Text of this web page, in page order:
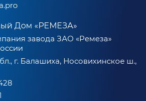
Дом «РЕМЕЗА»
завода ЗАО «Ремеза»
г. Балашиха, Носовихинское ш.,